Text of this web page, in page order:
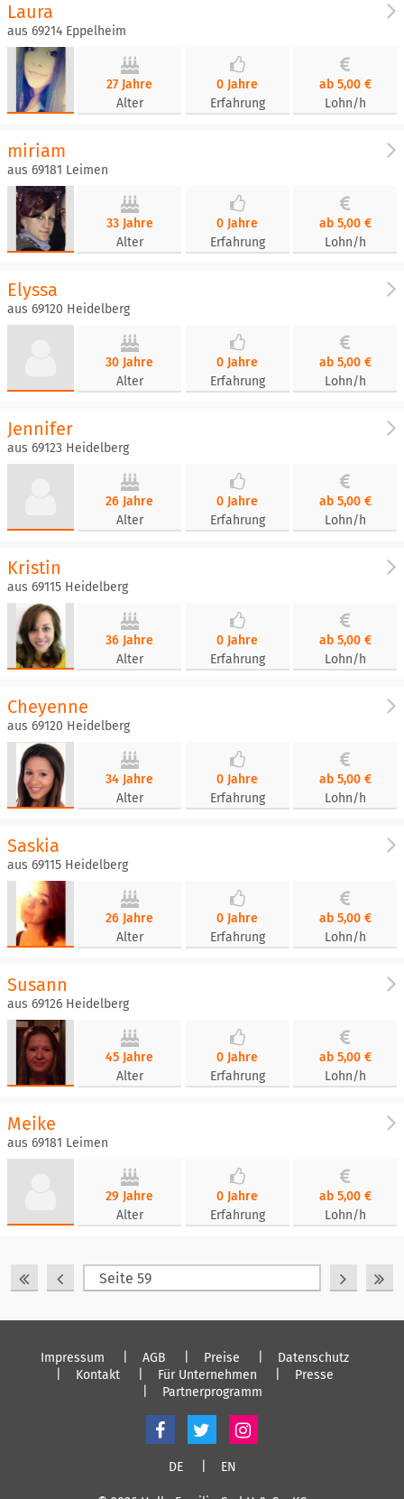
Laura
aus 69214 Eppelheim
27 Jahre
Alter
0 Jahre
Erfahrung
ab 5,00 €
Lohn/h
miriam
aus 69181 Leimen
33 Jahre
Alter
0 Jahre
Erfahrung
ab 5,00 €
Lohn/h
Elyssa
aus 69120 Heidelberg
30 Jahre
Alter
0 Jahre
Erfahrung
ab 5,00 €
Lohn/h
Jennifer
aus 69123 Heidelberg
26 Jahre
Alter
0 Jahre
Erfahrung
ab 5,00 €
Lohn/h
Kristin
aus 69115 Heidelberg
36 Jahre
Alter
0 Jahre
Erfahrung
ab 5,00 €
Lohn/h
Cheyenne
aus 69120 Heidelberg
34 Jahre
Alter
0 Jahre
Erfahrung
ab 5,00 €
Lohn/h
Saskia
aus 69115 Heidelberg
26 Jahre
Alter
0 Jahre
Erfahrung
ab 5,00 €
Lohn/h
Susann
aus 69126 Heidelberg
45 Jahre
Alter
0 Jahre
Erfahrung
ab 5,00 €
Lohn/h
Meike
aus 69181 Leimen
29 Jahre
Alter
0 Jahre
Erfahrung
ab 5,00 €
Lohn/h
Impressum AGB Preise
Datenschutz
Kontakt
Für Unternehmen
Presse
Partnerprogramm
DE EN